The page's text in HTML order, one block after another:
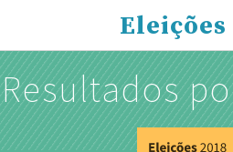
Eleições
Resultados